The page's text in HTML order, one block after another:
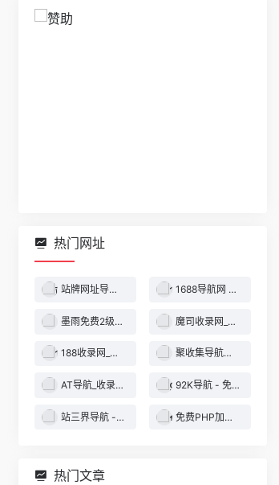
热门网址
站牌网址导航收录网 | 精选网站导航，自动秒收录服务 - 最全网址收录！ 1688导航网 - 技术导航 - 名站网址 - 名站导航 - 免费外链 - 免费收录网站
墨雨免费2级域名 - 二级域名分发服务平台 魔司收录网_分类目录网_免费网站目录_网站收录_网址提交_免费收录网站
188收录网_网站收录-友情链接交换-网址收录-自动秒收录 聚收集导航网 - 海量分类资源一站式导航
AT导航_收录网_免费收录网站_自动收录网_秒收录 92K导航 - 免费自动秒收录网址导航
站三界导航 - 网站目录,网址提交,分类目录,网站大全,名站导航之家 免费PHP加密系统 - PHP代码加密平台
热门文章